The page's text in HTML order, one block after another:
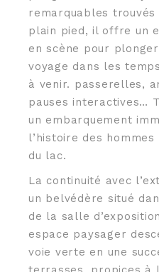
remarquables
plain pied, il offre un
en scène pour
voyage dans les
à venir. passerelles,
pauses interactives…
un embarquement
l’histoire des
du lac.
La continuité avec
un belvédère situé
de la salle
espace paysager
voie verte en une